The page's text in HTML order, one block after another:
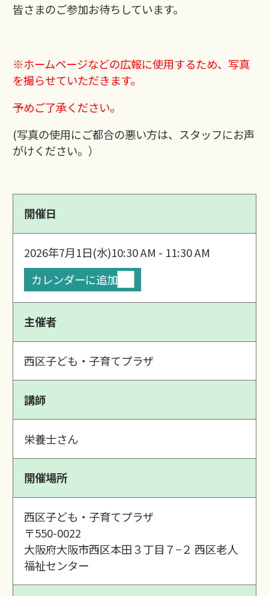
皆さまのご参加お待ちしています。
※ホームページなどの広報に使用するため、写真
を撮らせていただきます。
予めご了承ください。
(写真の使用にご都合の悪い方は、スタッフにお声
がけください。）
開催日
2026年7月1日(水)10:30 AM - 11:30 AM
カレンダーに追加
主催者
西区子ども・子育てプラザ
講師
栄養士さん
開催場所
西区子ども・子育てプラザ
〒550-0022
大阪府大阪市西区本田３丁目７−２ 西区老人
福祉センター